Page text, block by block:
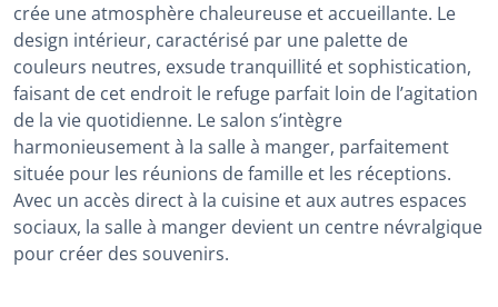
crée une atmosphère chaleureuse et accueillante. Le
design intérieur, caractérisé par une palette de
couleurs neutres, exsude tranquillité et sophistication,
faisant de cet endroit le refuge parfait loin de l’agitation
de la vie quotidienne. Le salon s’intègre
harmonieusement à la salle à manger, parfaitement
située pour les réunions de famille et les réceptions.
Avec un accès direct à la cuisine et aux autres espaces
sociaux, la salle à manger devient un centre névralgique
pour créer des souvenirs.